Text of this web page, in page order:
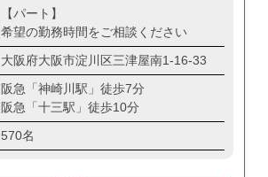
【パート】
希望の勤務時間をご相談ください
大阪府大阪市淀川区三津屋南1-16-33
阪急「神崎川駅」徒歩7分
阪急「十三駅」徒歩10分
570名